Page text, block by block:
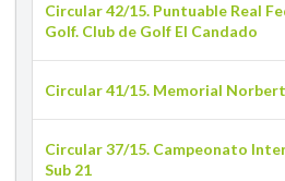
Circular 42/15. Puntuable Real
Golf. Club de Golf El Candado
Circular 41/15. Memorial
Circular 37/15. Campeonato
Sub 21